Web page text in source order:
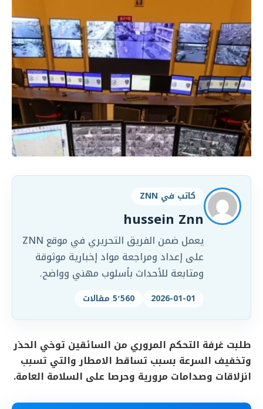
كاتب في ZNN
hussein Znn
يعمل ضمن الفريق التحريري في موقع ZNN
على إعداد ومراجعة مواد إخبارية موثوقة
ومتابعة للأحداث بأسلوب مهني وواضح.
2026-01-01 5٬560 مقالات
طلبت غرفة التحكم المروري من السائقين توخي الحذر
وتخفيف السرعة بسبب تساقط الامطار والتي تسبب
انزلاقات وصدامات مرورية وحرصا على السلامة العامة.